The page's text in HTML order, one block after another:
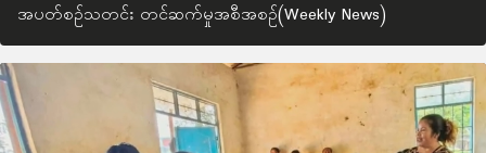
အပတ်စဉ်သတင်း တင်ဆက်မှုအစီအစဉ်(Weekly News)